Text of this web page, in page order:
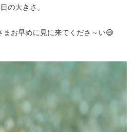
の大きさ。
まお早めに見に来てくださ～い😄